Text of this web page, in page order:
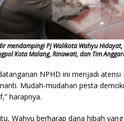
mendampingi Pj Walikota Wahyu
Kota Malang, Rinawati, dan Tim
NPHD ini menjadi
Mudah-mudahan pesta
harapnya.
Wahyu berharap dana hibah